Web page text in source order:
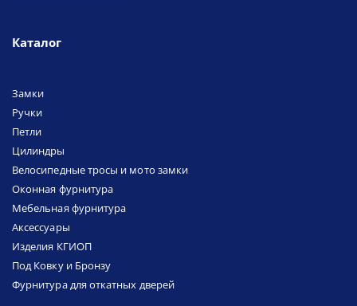
Каталог
Замки
Ручки
Петли
Цилиндры
Велосипедные тросы и мото замки
Оконная фурнитура
Мебельная фурнитура
Аксессуары
Изделия КГИОП
Под Ковку и Бронзу
Фурнитура для откатных дверей